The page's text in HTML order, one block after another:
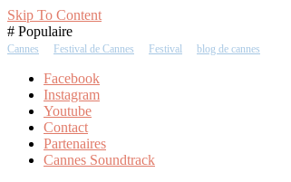
Skip To Content
# Populaire
Cannes Festival de Cannes Festival blog de cannes
Facebook
Instagram
Youtube
Contact
Partenaires
Cannes Soundtrack